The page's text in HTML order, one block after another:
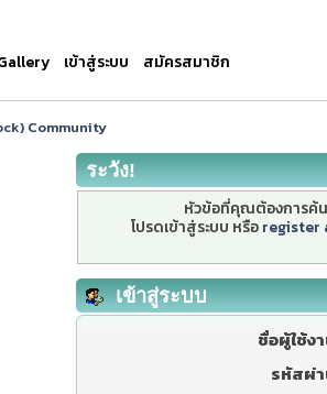
เข้าสู่ระบบ สมัครสมาชิก
Community
ระวัง!
หัวข้อที่คุณต้องการค้
โปรดเข้าสู่ระบบ หรือ register
เข้าสู่ระบบ
ชื่อผู้ใช้ง
รหัสผ่